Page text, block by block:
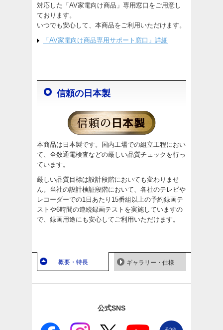
対応した「AV家電向け商品」専用窓口をご用意し
ております。
いつでも安心して、本商品をご利用いただけます。
「AV家電向け商品専用サポート窓口」詳細
信頼の日本製
本商品は日本製です。国内工場での組立工程におい
て、全数通電検査などの厳しい品質チェックを行っ
ています。
厳しい品質目標は設計段階においても変わりませ
ん。当社の設計検証段階において、各社のテレビや
レコーダーでの1日あたり15番組以上の予約録画テ
ストや6時間の連続録画テストを実施していますの
で、録画用途にも安心してご利用いただけます。
概要・特長 ギャラリー・仕様
公式SNS